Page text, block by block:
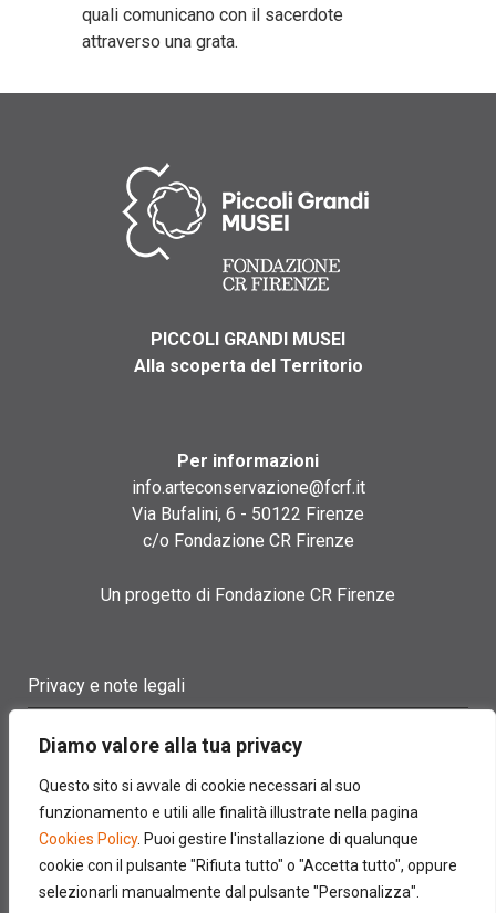
Diamo valore alla tua privacy
Questo sito si avvale di cookie necessari al suo
funzionamento e utili alle finalità illustrate nella pagina
Cookies Policy. Puoi gestire l'installazione di qualunque
cookie con il pulsante "Rifiuta tutto" o "Accetta tutto", oppure
selezionarli manualmente dal pulsante "Personalizza".
quali comunicano con il sacerdote
attraverso una grata.
PICCOLI GRANDI MUSEI
Alla scoperta del Territorio
Per informazioni
info.arteconservazione@fcrf.it
Via Bufalini, 6 - 50122 Firenze
c/o Fondazione CR Firenze
Un progetto di Fondazione CR Firenze
Privacy e note legali
Cookie policy
Contatti